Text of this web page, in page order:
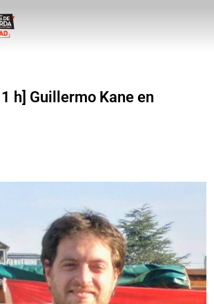
h] Guillermo Kane en